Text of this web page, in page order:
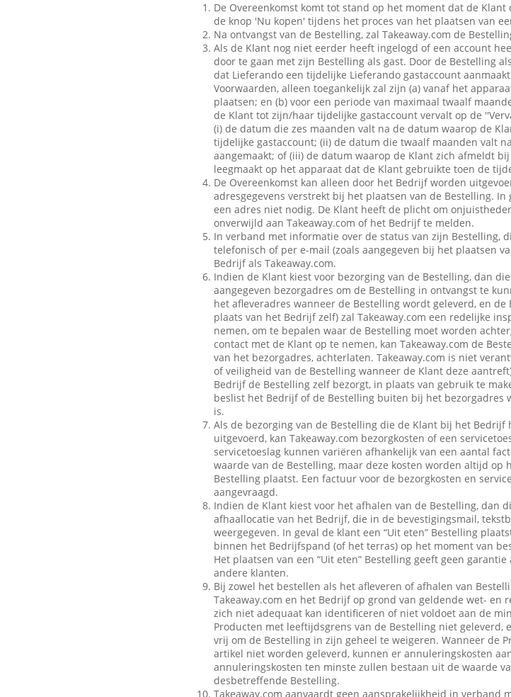
De Overeenkomst komt tot stand op het moment dat de
de knop 'Nu kopen' tijdens het proces van het plaatsen van
Na ontvangst van de Bestelling, zal Takeaway.com de
Als de Klant nog niet eerder heeft ingelogd of een account
door te gaan met zijn Bestelling als gast. Door de Bestelling
dat Lieferando een tijdelijke Lieferando gastaccount
Voorwaarden, alleen toegankelijk zal zijn (a) vanaf het
plaatsen; en (b) voor een periode van maximaal twaalf
de Klant tot zijn/haar tijdelijke gastaccount vervalt op de
(i) de datum die zes maanden valt na de datum waarop de
tijdelijke gastaccount; (ii) de datum die twaalf maanden valt
aangemaakt; of (iii) de datum waarop de Klant zich afmeldt
leegmaakt op het apparaat dat de Klant gebruikte toen de
De Overeenkomst kan alleen door het Bedrijf worden
adresgegevens verstrekt bij het plaatsen van de Bestelling. In
een adres niet nodig. De Klant heeft de plicht om
onverwijld aan Takeaway.com of het Bedrijf te melden.
In verband met informatie over de status van zijn Bestelling,
telefonisch of per e-mail (zoals aangegeven bij het plaatsen
Bedrijf als Takeaway.com.
Indien de Klant kiest voor bezorging van de Bestelling, dan
aangegeven bezorgadres om de Bestelling in ontvangst te
het afleveradres wanneer de Bestelling wordt geleverd, en
plaats van het Bedrijf zelf) zal Takeaway.com een redelijke
nemen, om te bepalen waar de Bestelling moet worden
contact met de Klant op te nemen, kan Takeaway.com de
van het bezorgadres, achterlaten. Takeaway.com is niet
of veiligheid van de Bestelling wanneer de Klant deze
Bedrijf de Bestelling zelf bezorgt, in plaats van gebruik te
beslist het Bedrijf of de Bestelling buiten bij het
is.
Als de bezorging van de Bestelling die de Klant bij het Bedrijf
uitgevoerd, kan Takeaway.com bezorgkosten of een
servicetoeslag kunnen variëren afhankelijk van een aantal
waarde van de Bestelling, maar deze kosten worden altijd op
Bestelling plaatst. Een factuur voor de bezorgkosten en
aangevraagd.
Indien de Klant kiest voor het afhalen van de Bestelling, dan
afhaallocatie van het Bedrijf, die in de bevestigingsmail,
weergegeven. In geval de klant een “Uit eten” Bestelling
binnen het Bedrijfspand (of het terras) op het moment van
Het plaatsen van een “Uit eten” Bestelling geeft geen
andere klanten.
Bij zowel het bestellen als het afleveren of afhalen van
Takeaway.com en het Bedrijf op grond van geldende wet- en
zich niet adequaat kan identificeren of niet voldoet aan de
Producten met leeftijdsgrens van de Bestelling niet geleverd,
vrij om de Bestelling in zijn geheel te weigeren. Wanneer de
artikel niet worden geleverd, kunnen er annuleringskosten
annuleringskosten ten minste zullen bestaan uit de waarde
desbetreffende Bestelling.
Takeaway.com aanvaardt geen aansprakelijkheid in verband